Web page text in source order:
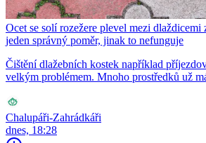
Ocet se solí rozežere plevel mezi dlaždicemi
jeden správný poměr, jinak to nefunguje
Čištění dlažebních kostek například
velkým problémem. Mnoho prostředků už
Chalupáři-Zahrádkáři
dnes, 18:28